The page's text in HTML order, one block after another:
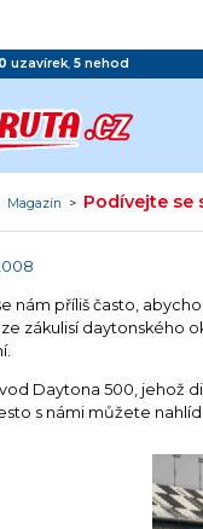
uzavírek,5 nehod
Magazín > Podívejte se
nám příliš často,
zákulisí daytonského
Daytona 500, jehož
s námi můžete